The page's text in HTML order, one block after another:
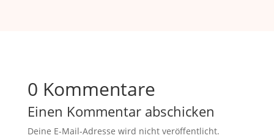
0 Kommentare
Einen Kommentar abschicken
Deine E-Mail-Adresse wird nicht veröffentlicht.